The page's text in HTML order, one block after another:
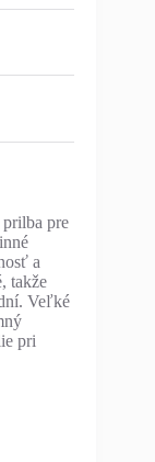
pre
a
takže
Veľké
pri